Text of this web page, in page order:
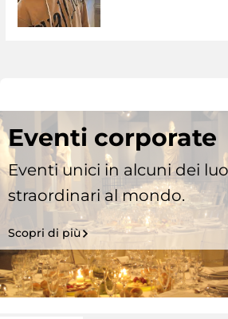
Eventi corporate
Eventi unici in alcuni dei
straordinari al mondo.
Scopri di più